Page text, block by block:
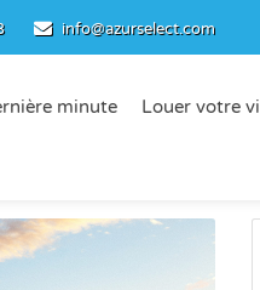
info@azurselect.com
minute Louer votre